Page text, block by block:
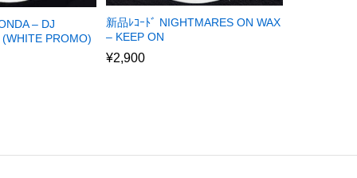
– DJ
PROMO)
新品ﾚｺｰﾄﾞ NIGHTMARES ON WAX
– KEEP ON
¥2,900